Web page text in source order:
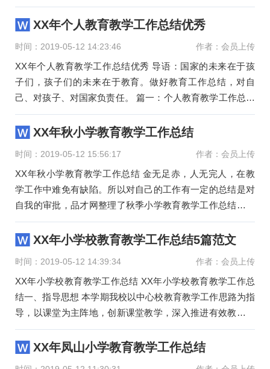
绕“提高教
XX年个人教育教学工作总结优秀
时间：2019-05-12 14:23:46 作者：会员上传
XX年个人教育教学工作总结优秀 导语：国家的未来在于孩
子们，孩子们的未来在于教育。做好教育工作总结，对自
己、对孩子、对国家负责任。 篇一：个人教育教学工作总结
本人20XX年9月
XX年秋小学教育教学工作总结
时间：2019-05-12 15:56:17 作者：会员上传
XX年秋小学教育教学工作总结 金无足赤，人无完人，在教
学工作中难免有缺陷。所以对自己的工作有一定的总结是对
自我的审批，品才网整理了秋季小学教育教学工作总结，欢
迎大家阅读。X
XX年小学校教育教学工作总结5篇范文
时间：2019-05-12 14:39:34 作者：会员上传
XX年小学校教育教学工作总结 XX年小学校教育教学工作总
结一、指导思想 本学期我校以中心校教育教学工作思路为指
导，以课堂为主阵地，创新课堂教学，深入推进有效教学，
为了全面提高
XX年凤山小学教育教学工作总结